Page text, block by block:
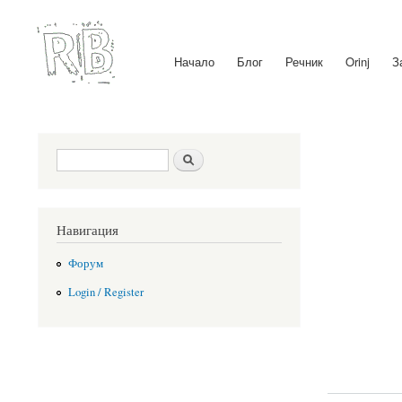
Main menu Начало Блог Речник Orinj
Search form
Навигация
Форум
Login / Register